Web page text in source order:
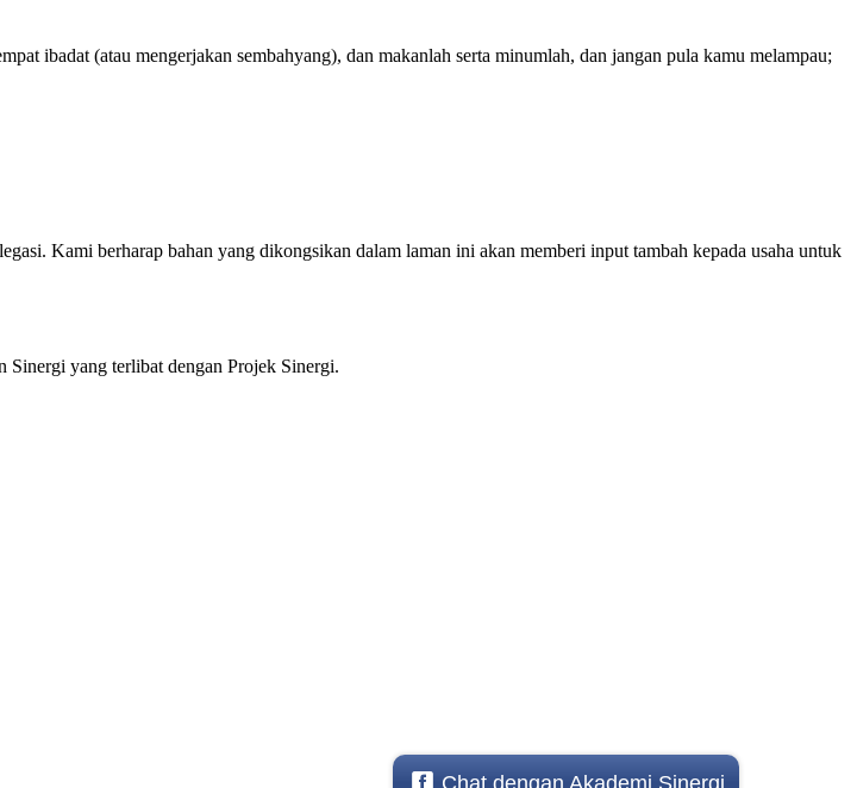
ibadat (atau mengerjakan sembahyang), dan makanlah serta minumlah, dan jangan pula kamu melampau;
Kami berharap bahan yang dikongsikan dalam laman ini akan memberi input tambah kepada usaha untuk
yang terlibat dengan Projek Sinergi.
Chat dengan Akademi Sinergi